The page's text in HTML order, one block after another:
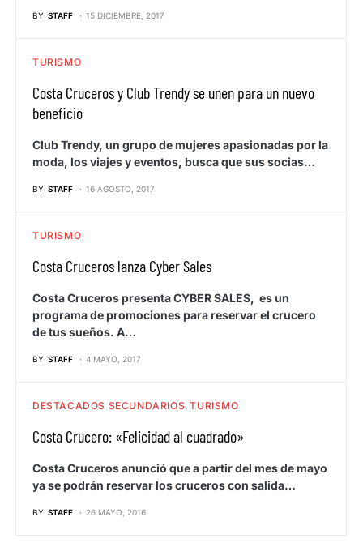
BY STAFF 15 DICIEMBRE, 2017
TURISMO
Costa Cruceros y Club Trendy se unen para un nuevo
beneficio
Club Trendy, un grupo de mujeres apasionadas por la
moda, los viajes y eventos, busca que sus socias…
BY STAFF 16 AGOSTO, 2017
TURISMO
Costa Cruceros lanza Cyber Sales
Costa Cruceros presenta CYBER SALES, es un
programa de promociones para reservar el crucero
de tus sueños. A…
BY STAFF 4 MAYO, 2017
DESTACADOS SECUNDARIOS TURISMO
Costa Crucero: «Felicidad al cuadrado»
Costa Cruceros anunció que a partir del mes de mayo
ya se podrán reservar los cruceros con salida…
BY STAFF 26 MAYO, 2016